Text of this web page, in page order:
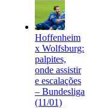
Hoffenheim
x Wolfsburg:
palpites,
onde assistir
e escalações
– Bundesliga
(11/01)